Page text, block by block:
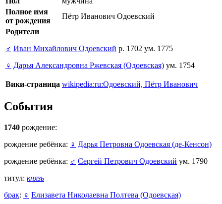
Полное имя
от рождения
Пётр Иванович Одоевский
Родители
♂ Иван Михайлович Одоевский р. 1702 ум. 1775
♀ Дарья Александровна Ржевская (Одоевская) ум. 1754
Вики-страница wikipedia:ru:Одоевский, Пётр Иванович
События
1740 рождение:
рождение ребёнка: ♀ Дарья Петровна Одоевская (де-Кенсон)
рождение ребёнка: ♂ Сергей Петрович Одоевский ум. 1790
титул: князь
брак: ♀ Елизавета Николаевна Полтева (Одоевская)